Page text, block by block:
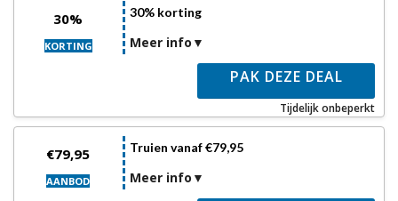
30%
KORTING
30% korting
Meer info
PAK DEZE DEAL
Tijdelijk onbeperkt
€79,95
AANBOD
Truien vanaf €79,95
Meer info